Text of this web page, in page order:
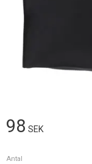
98 SEK
Antal